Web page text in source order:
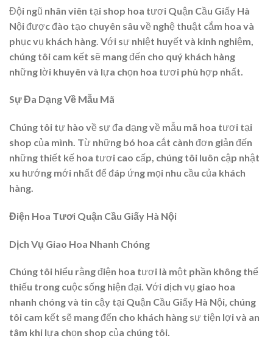
Đội ngũ nhân viên tại shop hoa tươi Quận Cầu Giấy Hà
Nội được đào tạo chuyên sâu về nghệ thuật cắm hoa và
phục vụ khách hàng. Với sự nhiệt huyết và kinh nghiệm,
chúng tôi cam kết sẽ mang đến cho quý khách hàng
những lời khuyên và lựa chọn hoa tươi phù hợp nhất.
Sự Đa Dạng Về Mẫu Mã
Chúng tôi tự hào về sự đa dạng về mẫu mã hoa tươi tại
shop của mình. Từ những bó hoa cắt cành đơn giản đến
những thiết kế hoa tươi cao cấp, chúng tôi luôn cập nhật
xu hướng mới nhất để đáp ứng mọi nhu cầu của khách
hàng.
Điện Hoa Tươi Quận Cầu Giấy Hà Nội
Dịch Vụ Giao Hoa Nhanh Chóng
Chúng tôi hiểu rằng điện hoa tươi là một phần không thể
thiếu trong cuộc sống hiện đại. Với dịch vụ giao hoa
nhanh chóng và tin cậy tại Quận Cầu Giấy Hà Nội, chúng
tôi cam kết sẽ mang đến cho khách hàng sự tiện lợi và an
tâm khi lựa chọn shop của chúng tôi.